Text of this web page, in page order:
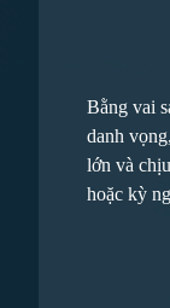
Bằng vai
danh
lớn và
hoặc kỳ